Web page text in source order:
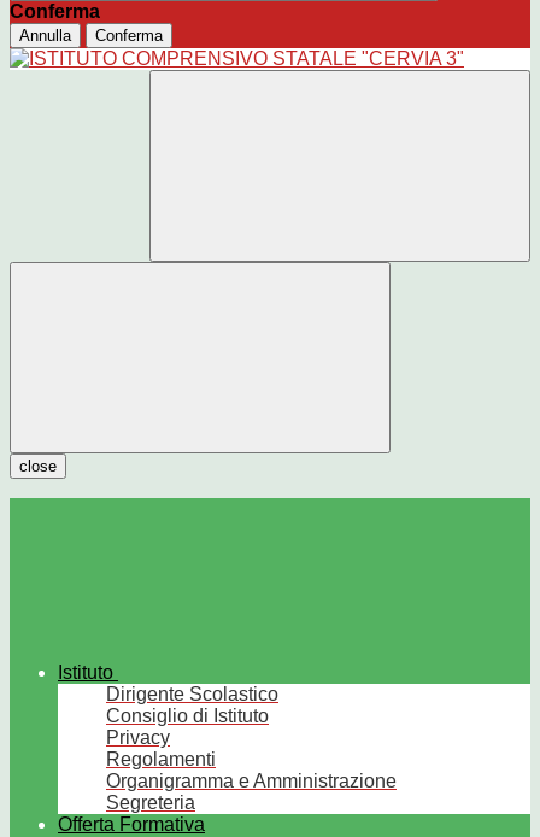
Conferma
Annulla Conferma
close
Istituto
Dirigente Scolastico
Consiglio di Istituto
Privacy
Regolamenti
Organigramma e Amministrazione
Segreteria
Offerta Formativa